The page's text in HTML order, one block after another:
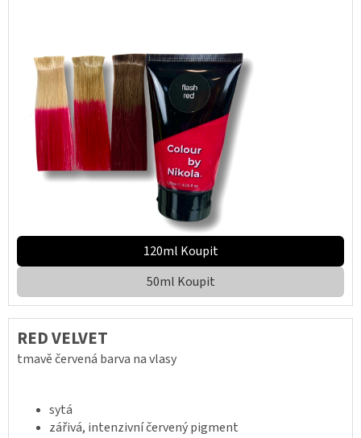
120ml Koupit
50ml Koupit
RED VELVET
tmavě červená barva na vlasy
sytá
zářivá, intenzivní červený pigment